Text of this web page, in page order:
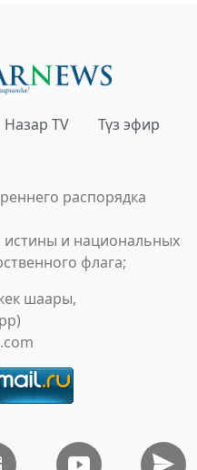
Назар TV Түз эфир
распорядка
и национальных
флага;
шаары,